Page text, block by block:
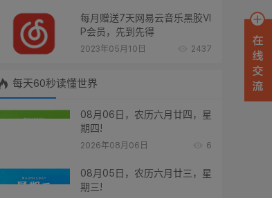
每月赠送7天网易云音乐黑胶VI
P会员，先到先得
2023年05月10日 2437
每天60秒读懂世界
08月06日，农历六月廿四，星
期四!
2026年08月06日 6
08月05日，农历六月廿三，星
期三!